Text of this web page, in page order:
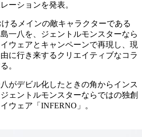
ーションを発表。
るメインの敵キャラクターである
一八を、ジェントルモンスターなら
ウェアとキャンペーンで再現し、現
に行き来するクリエイティブなコラ
。
がデビル化したときの角からインス
ェントルモンスターならではの独創
ウェア「INFERNO」。